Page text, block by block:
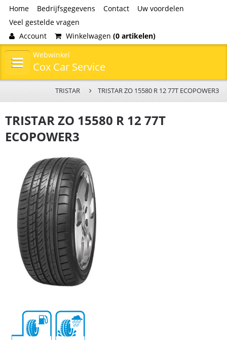
Home Bedrijfsgegevens Contact
Uw voordelen
Veel gestelde vragen
Account
Winkelwagen (0 artikelen)
Webwinkel
Cox Car Service
TRISTAR TRISTAR ZO 15580 R 12 77T ECOPOWER3
TRISTAR ZO 15580 R 12 77T
ECOPOWER3